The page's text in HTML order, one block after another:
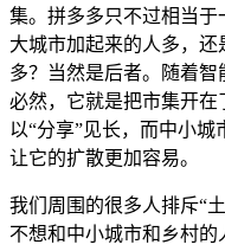
集。拼多多只不过相当
大城市加起来的人多，
多？当然是后者。随着
必然，它就是把市集开
以“分享”见长，而中小
让它的扩散更加容易。
我们周围的很多人排斥“
不想和中小城市和乡村